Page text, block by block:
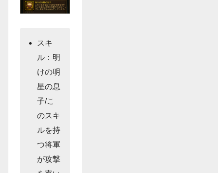
スキ
ル：明
けの明
星の息
子/こ
のスキ
ルを持
つ将軍
が攻撃